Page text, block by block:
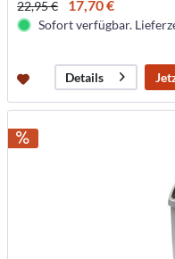
22,95 € 17,70 €
Sofort verfügbar.
Details